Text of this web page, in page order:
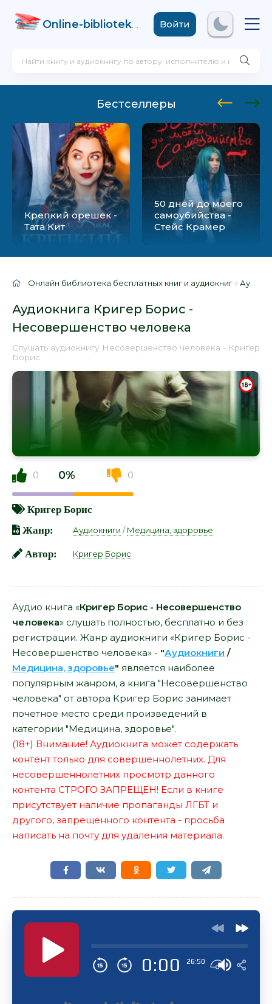
Online-biblioteka .comВойти
Бестселлеры
Крепкий орешек -
Тата Кит
50 дней до моего
самоубийства -
Стейс Крамер
Онлайн библиотека бесплатных книг и аудиокниг »Аудиокниги
Аудиокнига Кригер Борис -
Несовершенство человека
Слушать аудиокнигу Несовершенство человека - Кригер
Борис.
0 0% 0
Кригер Борис
Жанр:
Аудиокниги /Медицина, здоровье
Автор: Кригер Борис
Аудио книга «Кригер Борис - Несовершенство
человека» слушать полностью, бесплатно и без
регистрации. Жанр аудиокниги «Кригер Борис -
Несовершенство человека» - "Аудиокниги /
Медицина, здоровье" является наиболее
популярным жанром, а книга "Несовершенство
человека" от автора Кригер Борис занимает
почетное место среди произведений в
категории "Медицина, здоровье".
(18+) Внимание! Аудиокнига может содержать
контент только для совершеннолетних. Для
несовершеннолетних просмотр данного
контента СТРОГО ЗАПРЕЩЕН! Если в книге
присутствует наличие пропаганды ЛГБТ и
другого, запрещенного контента - просьба
написать на почту для удаления материала.
0:00 26:50